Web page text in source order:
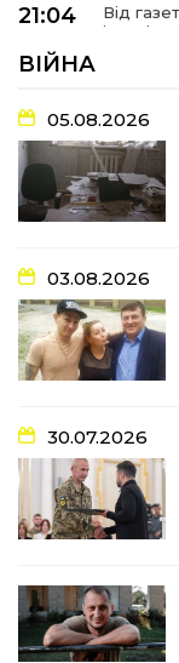
21:04
Від
історії
17:18
27 лип
У
16:29
22 лип
Медики
15:09
22 лип
У
07:17
“Мені й
11:06
20 лип
За дві
14:38
У
13:52
10 лип
ВІЙНА
05.08.2026
03.08.2026
30.07.2026